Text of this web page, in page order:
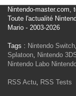
Nintendo-master.com,
Toute l'actualité
Mario - 2003-2026
Tags : Nintendo Switch,
Splatoon, Nintendo
Nintendo Labo
RSS Actu, RSS Tests